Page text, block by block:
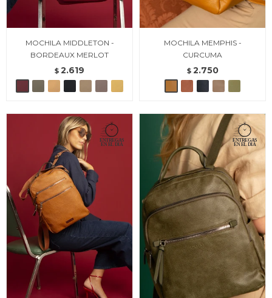
MOCHILA MIDDLETON -
BORDEAUX MERLOT
$ 2.619
MOCHILA MEMPHIS -
CURCUMA
$ 2.750